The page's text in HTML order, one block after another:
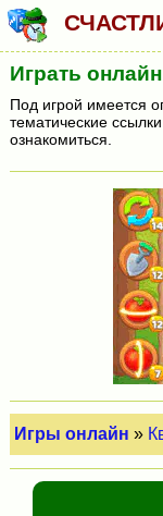
Играть
Под игрой имеется
тематические
ознакомиться.
Игры онлайн »